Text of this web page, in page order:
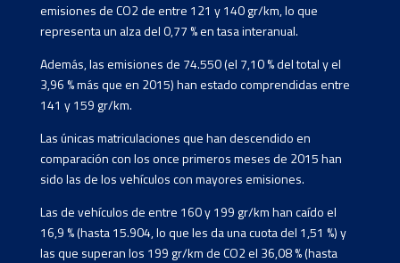
emisiones de CO2 de entre 121 y 140 gr/km, lo que
representa un alza del 0,77 % en tasa interanual.
Además, las emisiones de 74.550 (el 7,10 % del total y el
3,96 % más que en 2015) han estado comprendidas entre
141 y 159 gr/km.
Las únicas matriculaciones que han descendido en
comparación con los once primeros meses de 2015 han
sido las de los vehículos con mayores emisiones.
Las de vehículos de entre 160 y 199 gr/km han caído el
16,9 % (hasta 15.904, lo que les da una cuota del 1,51 %) y
las que superan los 199 gr/km de CO2 el 36,08 % (hasta